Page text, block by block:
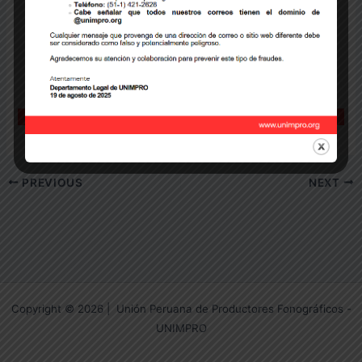
PREVIOUS NEXT
Copyright © 2026 | Unión Peruana de Productores Fonográficos -
UNIMPRO